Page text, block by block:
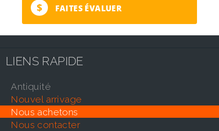
$ FAITES ÉVALUER
LIENS RAPIDE
antiquité
nouvel arrivage
nous achetons
nous contacter